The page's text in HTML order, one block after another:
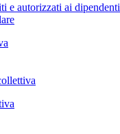
e autorizzati ai